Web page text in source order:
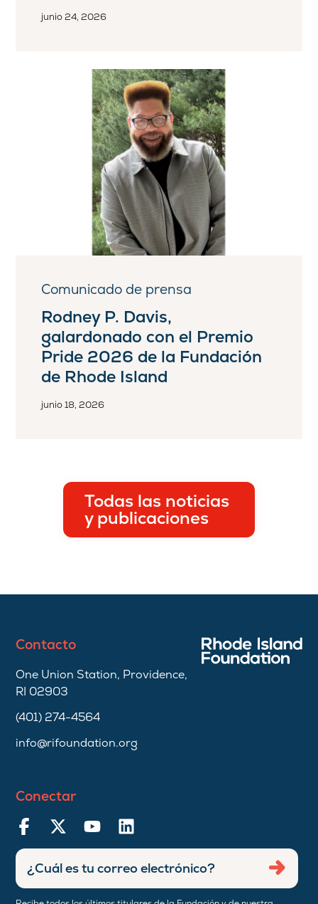
junio 24, 2026
Comunicado de prensa
Rodney P. Davis,
galardonado con el Premio
Pride 2026 de la Fundación
de Rhode Island
junio 18, 2026
Todas las noticias
y publicaciones
Contacto
One Union Station, Providence,
RI 02903
(401) 274-4564
info@rifoundation.org
Conectar
Ingresar
dirección
de
Enviar